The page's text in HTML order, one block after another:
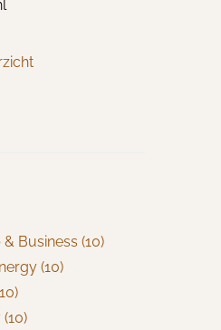
Business (10)
(10)
(10)